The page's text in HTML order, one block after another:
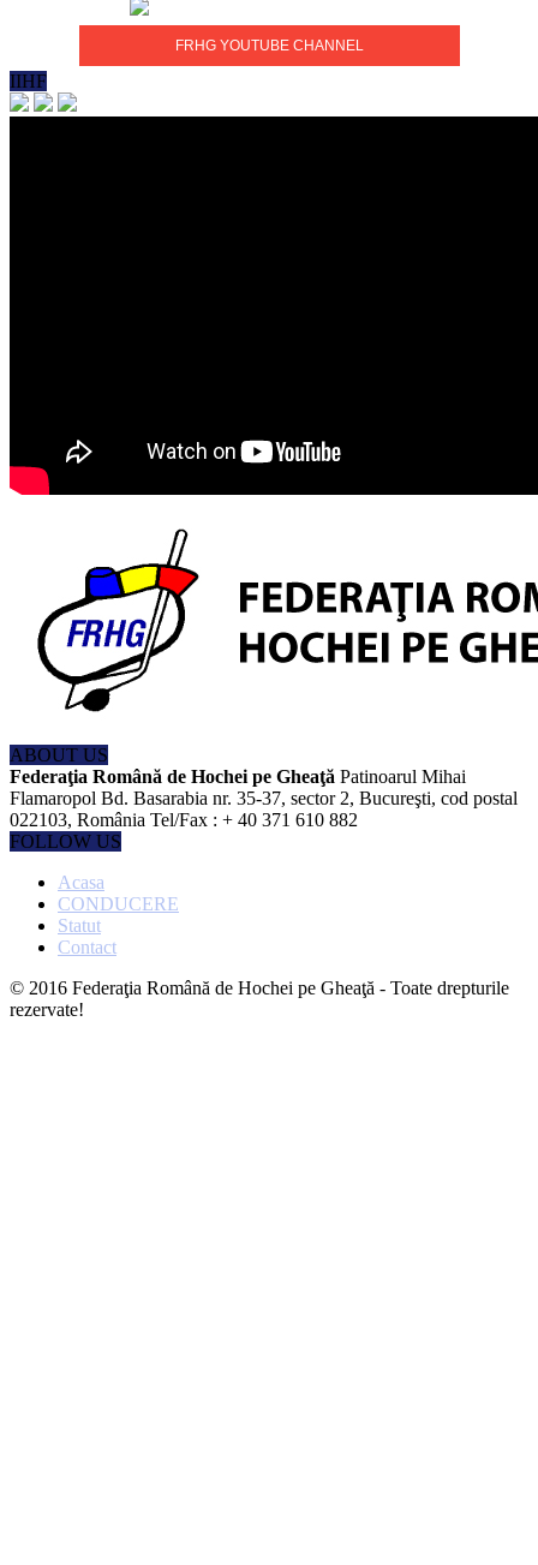
FRHG YOUTUBE CHANNEL
IIHF
ABOUT US
Federaţia Română de Hochei pe Gheaţă Patinoarul Mihai
Flamaropol Bd. Basarabia nr. 35-37, sector 2, Bucureşti, cod postal
022103, România Tel/Fax : + 40 371 610 882
FOLLOW US
Acasa
CONDUCERE
Statut
Contact
© 2016 Federaţia Română de Hochei pe Gheaţă - Toate drepturile
rezervate!